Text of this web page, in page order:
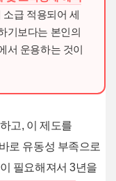
소급 적용되어 세
기보다는 본인의
서 운용하는 것이
고, 이 제도를
로 유동성 부족으로
필요해져서 3년을